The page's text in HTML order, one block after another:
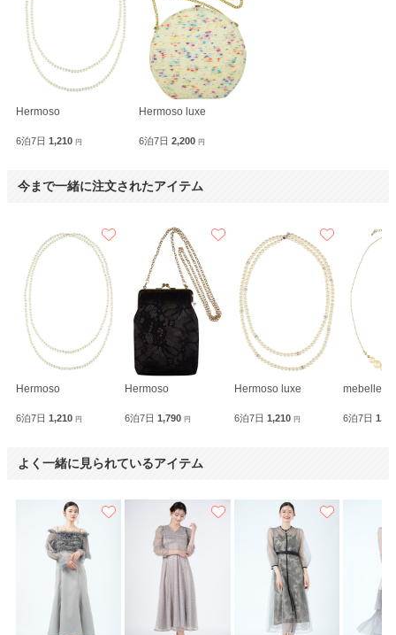
Hermoso
6泊7日 1,210 円
Hermoso luxe
6泊7日 2,200 円
今まで一緒に注文されたアイテム
Hermoso
6泊7日 1,210 円
Hermoso
6泊7日1,790円
Hermoso luxe
6泊7日 1,210 円
mebelle
6泊7日
よく一緒に見られているアイテム